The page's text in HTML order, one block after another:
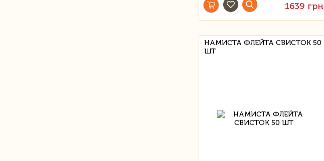
1639 грн
НАМИСТА ФЛЕЙТА СВИСТОК 50
ШТ